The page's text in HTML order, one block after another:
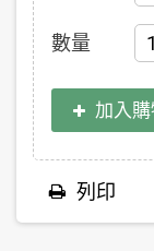
數量
加入
列印